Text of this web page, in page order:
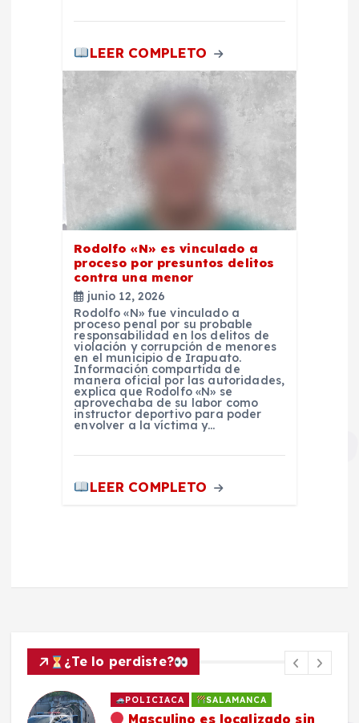
LEER COMPLETO
Rodolfo «N» es vinculado a
proceso por presuntos delitos
contra una menor
junio 12, 2026
Rodolfo «N» fue vinculado a
proceso penal por su probable
responsabilidad en los delitos de
violación y corrupción de menores
en el municipio de Irapuato.
Información compartida de
manera oficial por las autoridades,
explica que Rodolfo «N» se
aprovechaba de su labor como
instructor deportivo para poder
envolver a la víctima y…
LEER COMPLETO
¿Te lo perdiste?
POLICIACA SALAMANCA
Masculino es localizado sin